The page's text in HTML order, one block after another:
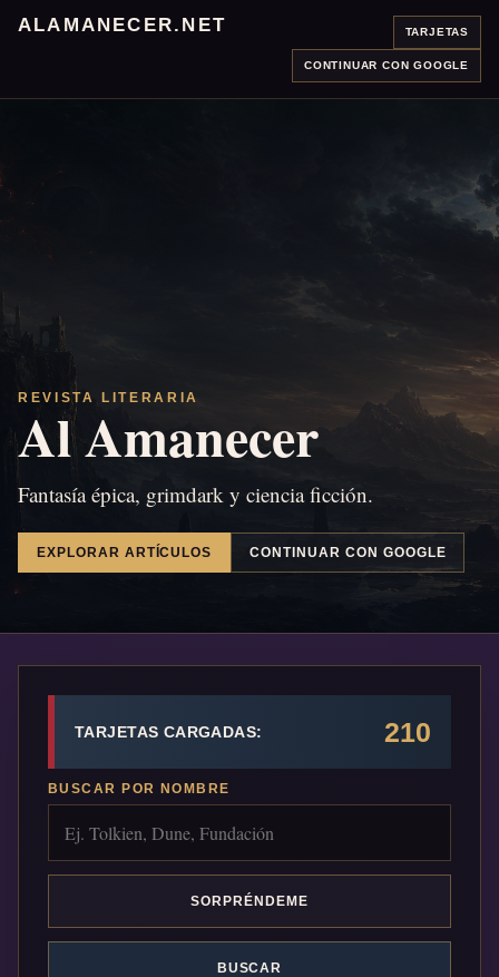
ALAMANECER.NET TARJETAS
CONTINUAR CON GOOGLE
REVISTA LITERARIA
Al Amanecer
Fantasía épica, grimdark y ciencia ficción.
EXPLORAR ARTÍCULOS CONTINUAR CON GOOGLE
TARJETAS CARGADAS: 210
BUSCAR POR NOMBRE
SORPRÉNDEME
BUSCAR